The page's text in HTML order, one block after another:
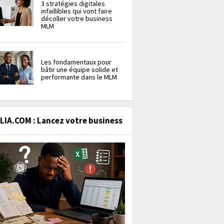
3 stratégies digitales
infaillibles qui vont faire
décoller votre business
MLM
Les fondamentaux pour
bâtir une équipe solide et
performante dans le MLM
: Lancez votre business